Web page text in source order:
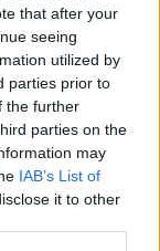
that after your
seeing
utilized by
parties prior to
the further
parties on the
may
IAB’s List of
it to other